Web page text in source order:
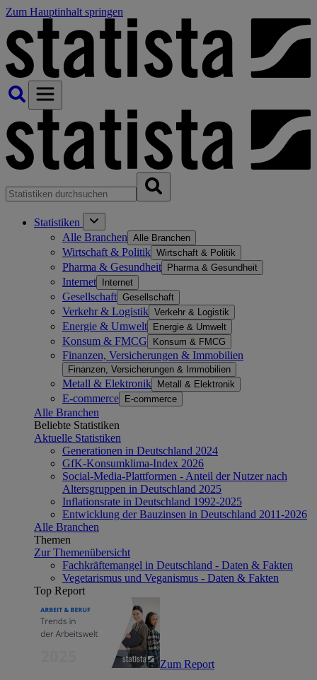
Zum Hauptinhalt springen
Statistiken
Alle Branchen Alle Branchen
Wirtschaft & Politik Wirtschaft & Politik
Pharma & Gesundheit Pharma & Gesundheit
Internet Internet
Gesellschaft Gesellschaft
Verkehr & Logistik Verkehr & Logistik
Energie & Umwelt Energie & Umwelt
Konsum & FMCG Konsum & FMCG
Finanzen, Versicherungen & Immobilien
Finanzen, Versicherungen & Immobilien
Metall & Elektronik Metall & Elektronik
E-commerce E-commerce
Alle Branchen
Beliebte Statistiken
Aktuelle Statistiken
Generationen in Deutschland 2024
GfK-Konsumklima-Index 2026
Social-Media-Plattformen - Anteil der Nutzer nach
Altersgruppen in Deutschland 2025
Inflationsrate in Deutschland 1992-2025
Entwicklung der Bauzinsen in Deutschland 2011-2026
Alle Branchen
Themen
Zur Themenübersicht
Fachkräftemangel in Deutschland - Daten & Fakten
Vegetarismus und Veganismus - Daten & Fakten
Top Report
Zum Report